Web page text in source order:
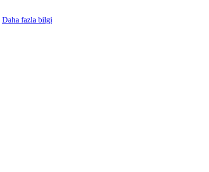
Daha fazla bilgi